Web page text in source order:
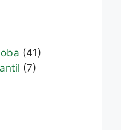
(41)
(7)